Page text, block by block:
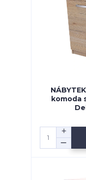
komoda